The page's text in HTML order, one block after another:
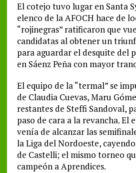
El cotejo tuvo lugar en Santa
elenco de la AFOCH hace de
“rojinegras” ratificaron que
candidatas al obtener un
para aguardar el desquite del
en Sáenz Peña con mayor
El equipo de la “termal” se
de Claudia Cuevas, Maru
restantes de Steffi Sandoval,
paso de cara a la revancha. El
venía de alcanzar las
la Liga del Nordoeste,
de Castelli; el mismo torneo
campeón a Aprendices.